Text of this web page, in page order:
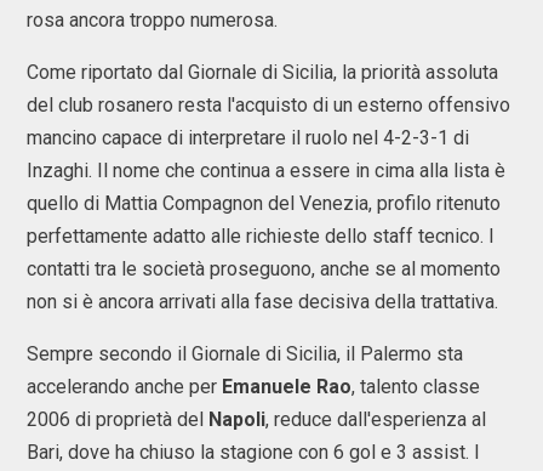
rosa ancora troppo numerosa.
Come riportato dal Giornale di Sicilia, la priorità assoluta
del club rosanero resta l'acquisto di un esterno offensivo
mancino capace di interpretare il ruolo nel 4-2-3-1 di
Inzaghi. Il nome che continua a essere in cima alla lista è
quello di Mattia Compagnon del Venezia, profilo ritenuto
perfettamente adatto alle richieste dello staff tecnico. I
contatti tra le società proseguono, anche se al momento
non si è ancora arrivati alla fase decisiva della trattativa.
Sempre secondo il Giornale di Sicilia, il Palermo sta
accelerando anche per Emanuele Rao, talento classe
2006 di proprietà del
Napoli, reduce dall'esperienza al
Bari, dove ha chiuso la stagione con 6 gol e 3 assist. I